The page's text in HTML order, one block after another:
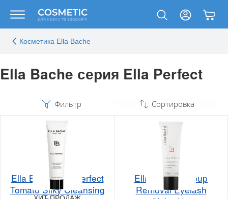
Косметика Ella Bache
Ella Bache серия Ella Perfect
Фильтр Сортировка
Ella Bache Ella Perfect
Tomato Silky Cleansing
Ella Bach Makeup
Removal Eyelash